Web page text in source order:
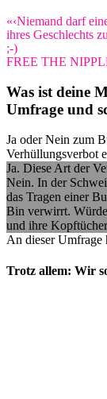
«‹Niemand darf
ihres Geschlechts
;-)
FREE THE
Was ist deine
Umfrage und
Ja oder Nein zum
Verhüllungsverbot
Ja. Diese Art der
Nein. In der
das Tragen einer
Bin verwirrt.
und ihre
An dieser Umfrage
Trotz allem: Wir